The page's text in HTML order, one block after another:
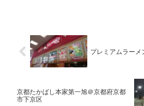
プレミアムラーメ
京都たかばし本家第一旭＠京都府京都
市下京区